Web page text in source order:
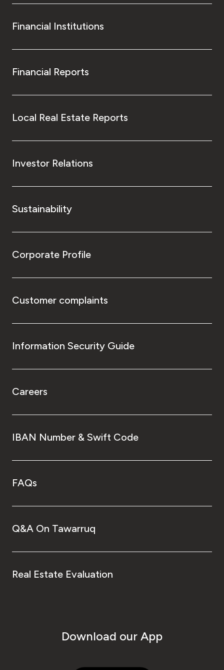
Financial Institutions
Financial Reports
Local Real Estate Reports
Investor Relations
Sustainability
Corporate Profile
Customer complaints
Information Security Guide
Careers
IBAN Number & Swift Code
FAQs
Q&A On Tawarruq
Real Estate Evaluation
Download our App